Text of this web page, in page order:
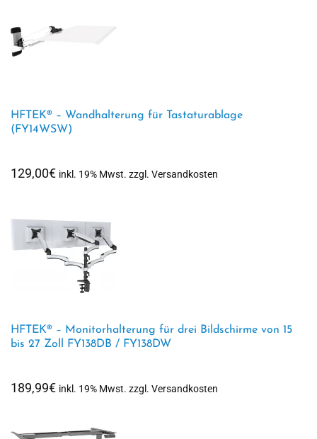
HFTEK® – Wandhalterung für Tastaturablage
(FY14WSW)
129,00€ inkl. 19% Mwst. zzgl. Versandkosten
HFTEK® – Monitorhalterung für drei Bildschirme von 15
bis 27 Zoll FY138DB / FY138DW
189,99€ inkl. 19% Mwst. zzgl. Versandkosten